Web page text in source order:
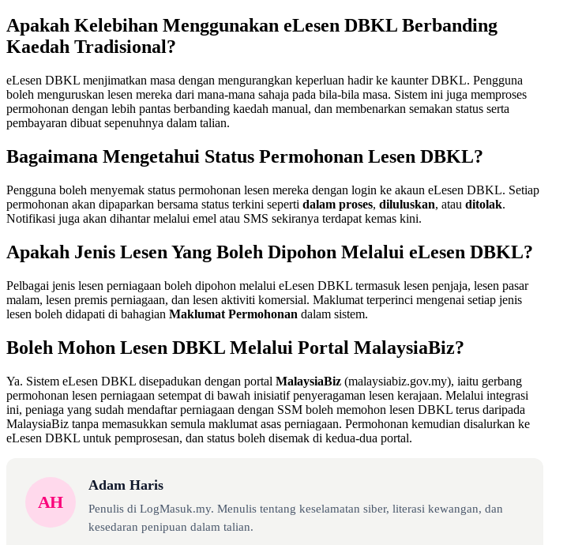
Apakah Kelebihan Menggunakan eLesen DBKL Berbanding
Kaedah Tradisional?
eLesen DBKL menjimatkan masa dengan mengurangkan keperluan hadir ke kaunter DBKL. Pengguna
boleh menguruskan lesen mereka dari mana-mana sahaja pada bila-bila masa. Sistem ini juga memproses
permohonan dengan lebih pantas berbanding kaedah manual, dan membenarkan semakan status serta
pembayaran dibuat sepenuhnya dalam talian.
Bagaimana Mengetahui Status Permohonan Lesen DBKL?
Pengguna boleh menyemak status permohonan lesen mereka dengan login ke akaun eLesen DBKL. Setiap
permohonan akan dipaparkan bersama status terkini seperti dalam proses, diluluskan, atau ditolak.
Notifikasi juga akan dihantar melalui emel atau SMS sekiranya terdapat kemas kini.
Apakah Jenis Lesen Yang Boleh Dipohon Melalui eLesen DBKL?
Pelbagai jenis lesen perniagaan boleh dipohon melalui eLesen DBKL termasuk lesen penjaja, lesen pasar
malam, lesen premis perniagaan, dan lesen aktiviti komersial. Maklumat terperinci mengenai setiap jenis
lesen boleh didapati di bahagian Maklumat Permohonan dalam sistem.
Boleh Mohon Lesen DBKL Melalui Portal MalaysiaBiz?
Ya. Sistem eLesen DBKL disepadukan dengan portal MalaysiaBiz (malaysiabiz.gov.my), iaitu gerbang
permohonan lesen perniagaan setempat di bawah inisiatif penyeragaman lesen kerajaan. Melalui integrasi
ini, peniaga yang sudah mendaftar perniagaan dengan SSM boleh memohon lesen DBKL terus daripada
MalaysiaBiz tanpa memasukkan semula maklumat asas perniagaan. Permohonan kemudian disalurkan ke
eLesen DBKL untuk pemprosesan, dan status boleh disemak di kedua-dua portal.
AH
Adam Haris
Penulis di LogMasuk.my. Menulis tentang keselamatan siber, literasi kewangan, dan
kesedaran penipuan dalam talian.